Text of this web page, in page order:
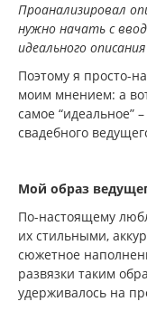
Проанализировал
нужно начать с
идеального
Поэтому я просто-
моим мнением: а
самое “идеальное”
свадебного
Мой образ
По-настоящему
их стильными,
сюжетное
развязки таким
удерживалось на